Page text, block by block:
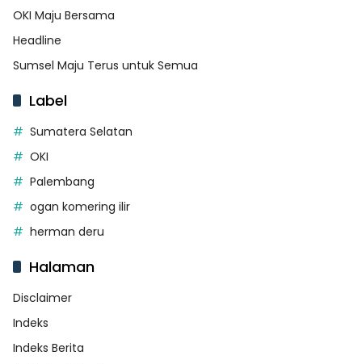
OKI Maju Bersama
Headline
Sumsel Maju Terus untuk Semua
Label
Sumatera Selatan
OKI
Palembang
ogan komering ilir
herman deru
Halaman
Disclaimer
Indeks
Indeks Berita